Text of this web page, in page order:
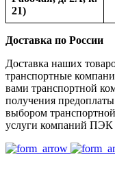
21)
Доставка по России
Доставка наших
транспортные
вами транспортной
получения предоплаты
выбором
услуги компаний